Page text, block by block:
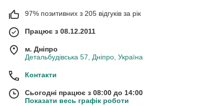
97% позитивних з 205 відгуків за рік
Працює з 08.12.2011
м. Дніпро
Детальбудівська 57, Дніпро, Україна
Контакти
Сьогодні працює з 08:00 до 14:00
Показати весь графік роботи